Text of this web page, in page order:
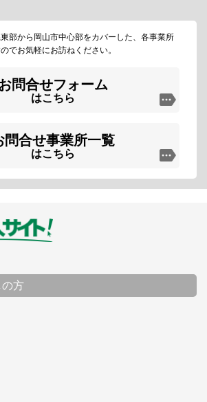
部から岡山市中心部をカバーした、各事業所
でお気軽にお訪ねください。
問合せフォーム
はこちら
問合せ事業所一覧
はこちら
の方